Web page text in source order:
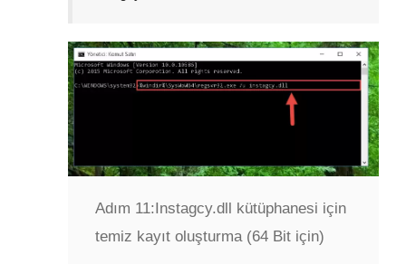
Adım 11: Instagcy.dll kütüphanesi için
temiz kayıt oluşturma (64 Bit için)